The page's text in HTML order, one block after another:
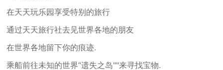
在天天玩乐园享受特别的旅行
通过天天旅行社去见世界各地的朋友
在世界各地留下你的痕迹.
乘船前往未知的世界“遗失之岛""来寻找宝物.